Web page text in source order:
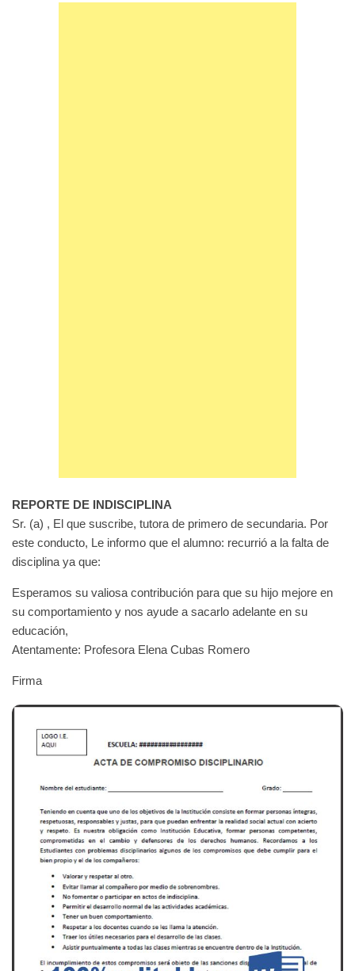
REPORTE DE INDISCIPLINA
Sr. (a) , El que suscribe, tutora de primero de secundaria. Por
este conducto, Le informo que el alumno: recurrió a la falta de
disciplina ya que:
Esperamos su valiosa contribución para que su hijo mejore en
su comportamiento y nos ayude a sacarlo adelante en su
educación,
Atentamente: Profesora Elena Cubas Romero
Firma